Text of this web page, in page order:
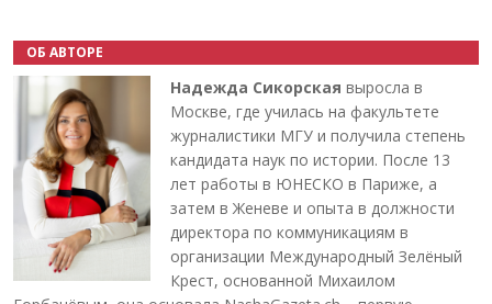
ОБ АВТОРЕ
Надежда Сикорская выросла в
Москве, где училась на факультете
журналистики МГУ и получила степень
кандидата наук по истории. После 13
лет работы в ЮНЕСКО в Париже, а
затем в Женеве и опыта в должности
директора по коммуникациям в
организации Международный Зелёный
Крест, основанной Михаилом